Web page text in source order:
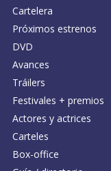
Cartelera
Próximos estrenos
DVD
Avances
Tráilers
Festivales + premios
Actores y actrices
Carteles
Box-office